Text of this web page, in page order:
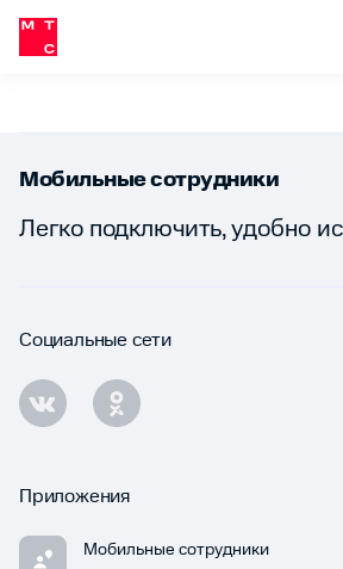
Мобильные сотрудники
Легко подключить, удобно
Социальные сети
Приложения
Мобильные сотрудники